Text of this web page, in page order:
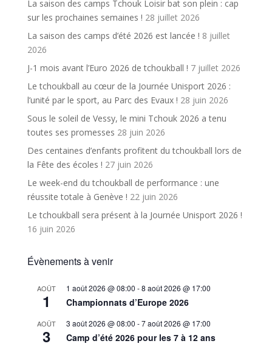
La saison des camps Tchouk Loisir bat son plein : cap
sur les prochaines semaines ! 28 juillet 2026
La saison des camps d’été 2026 est lancée ! 8 juillet
2026
J-1 mois avant l’Euro 2026 de tchoukball ! 7 juillet 2026
Le tchoukball au cœur de la Journée Unisport 2026 :
l’unité par le sport, au Parc des Evaux ! 28 juin 2026
Sous le soleil de Vessy, le mini Tchouk 2026 a tenu
toutes ses promesses 28 juin 2026
Des centaines d’enfants profitent du tchoukball lors de
la Fête des écoles ! 27 juin 2026
Le week-end du tchoukball de performance : une
réussite totale à Genève ! 22 juin 2026
Le tchoukball sera présent à la Journée Unisport 2026 !
16 juin 2026
Évènements à venir
AOÛT
1
1 août 2026 @ 08:00 -8 août 2026 @ 17:00
Championnats d’Europe 2026
AOÛT
3
3 août 2026 @ 08:00 -7 août 2026 @ 17:00
Camp d’été 2026 pour les 7 à 12 ans